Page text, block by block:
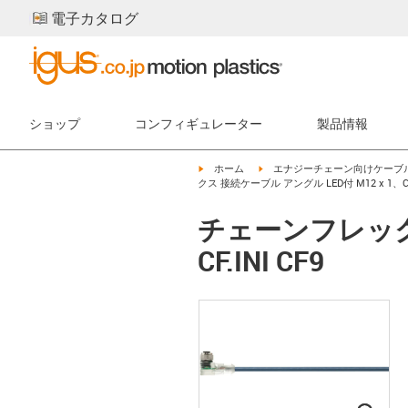
電子カタログ
ショップ コンフィギュレーター 製品情報
igus-icon-arrow-right
ホーム igus-icon-arrow-right
エナジーチェーン向けケーブ
クス 接続ケーブル アングル LED付 M12 x 1、
チェーンフレッ
CF.INI CF9